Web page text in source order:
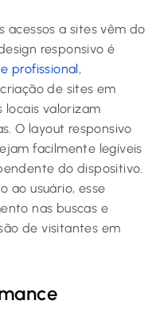
acessos a sites vêm do
responsivo é
profissional,
de sites em
locais valorizam
O layout responsivo
facilmente legíveis
do dispositivo.
ao usuário, esse
nas buscas e
de visitantes em